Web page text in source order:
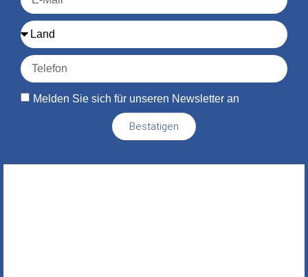
Melden Sie sich für unseren Newsletter an
Bestätigen